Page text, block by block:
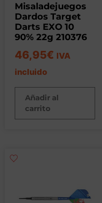
Misaladejuegos
Dardos Target
Darts EXO 10
90% 22g 210376
46,95€ IVA
incluido
Añadir al
carrito